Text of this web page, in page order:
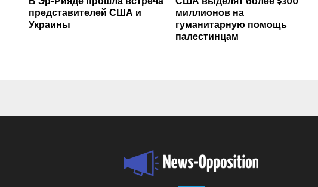
представителей США и
Украины
миллионов на
гуманитарную помощь
палестинцам